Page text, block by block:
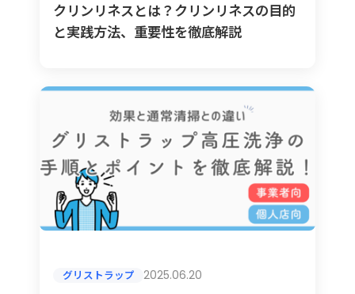
クリンリネスとは？クリンリネスの目的
と実践方法、重要性を徹底解説
グリストラップ 2025.06.20